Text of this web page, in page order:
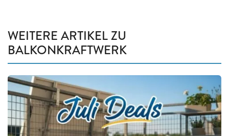
WEITERE ARTIKEL ZU
BALKONKRAFTWERK